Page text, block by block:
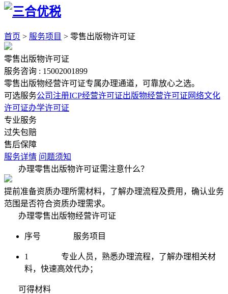
首页 > 服务项目 > 零售出版物许可证
零售出版物许可证
服务咨询 : 15002001899
零售出版物经营许可证专属办理通道，可靠放心之选。
可选服务公司注册ICP经营许可证出版物经营许可证 网络文化
许可证办学许可证
专业服务
过失包赔
售后保障
服务详情 问题须知
办理零售出版物许可证需注意什么？
提前准备资质办理所需材料，了解办理流程及费用，确认业务
范围是否符合资质办理需求。
办理零售出版物经营许可证
序号 服务项目
1 专业人员，熟悉办理流程，了解办理相关材
料，快速高效代办；
可得材料